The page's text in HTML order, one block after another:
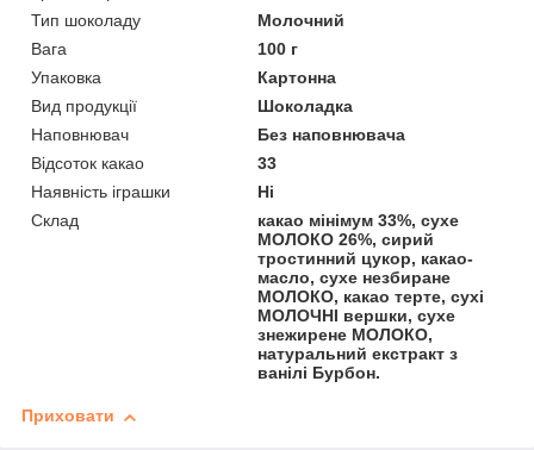
Тип шоколаду
Молочний
Вага
100 г
Упаковка
Картонна
Вид продукції
Шоколадка
Наповнювач
Без наповнювача
Відсоток какао
33
Наявність іграшки
Ні
Склад
какао мінімум 33%, сухе
МОЛОКО 26%, сирий
тростинний цукор, какао-
масло, сухе незбиране
МОЛОКО, какао терте, сухі
МОЛОЧНІ вершки, сухе
знежирене МОЛОКО,
натуральний екстракт з
ванілі Бурбон.
Приховати